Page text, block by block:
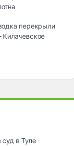
перекрыли
Килачевское
в Туле